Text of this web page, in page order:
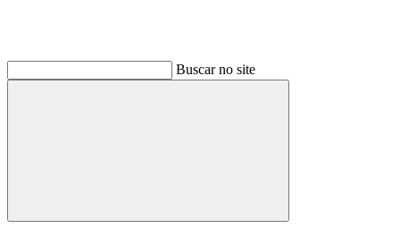
Buscar no site
Buscar